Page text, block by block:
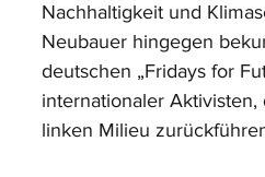
Nachhaltigkeit und
Neubauer hingegen
deutschen „Fridays for
internationaler
linken Milieu